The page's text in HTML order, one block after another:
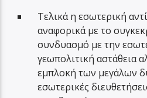
Τελικά η εσωτερική
αναφορικά με το
συνδυασμό με την
γεωπολιτική αστάθεια
εμπλοκή των μεγάλων
εσωτερικές